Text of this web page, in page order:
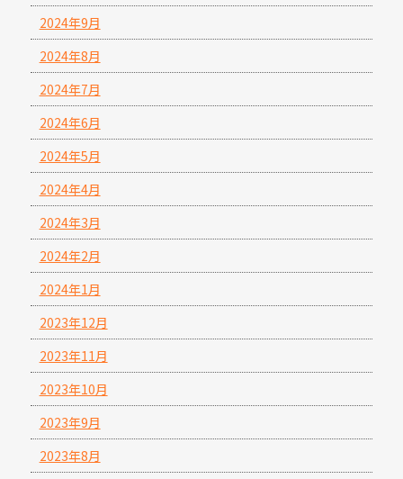
2024年9月
2024年8月
2024年7月
2024年6月
2024年5月
2024年4月
2024年3月
2024年2月
2024年1月
2023年12月
2023年11月
2023年10月
2023年9月
2023年8月